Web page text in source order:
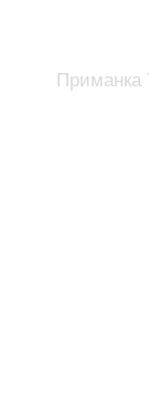
Приманка